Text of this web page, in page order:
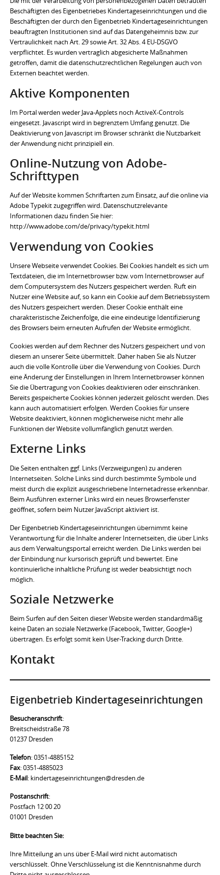
Beschäftigten des Eigenbetriebes Kindertageseinrichtungen und die
Beschäftigten der durch den Eigenbetrieb Kindertageseinrichtungen
beauftragten Institutionen sind auf das Datengeheimnis bzw. zur
Vertraulichkeit nach Art. 29 sowie Art. 32 Abs. 4 EU-DSGVO
verpflichtet. Es wurden vertraglich abgesicherte Maßnahmen
getroffen, damit die datenschutzrechtlichen Regelungen auch von
Externen beachtet werden.
Aktive Komponenten
Im Portal werden weder Java-Applets noch ActiveX-Controls
eingesetzt. Javascript wird in begrenztem Umfang genutzt. Die
Deaktivierung von Javascript im Browser schränkt die Nutzbarkeit
der Anwendung nicht prinzipiell ein.
Online-Nutzung von Adobe-
Schrifttypen
Auf der Website kommen Schriftarten zum Einsatz, auf die online via
Adobe Typekit zugegriffen wird. Datenschutzrelevante
Informationen dazu finden Sie hier:
http://www.adobe.com/de/privacy/typekit.html
Verwendung von Cookies
Unsere Webseite verwendet Cookies. Bei Cookies handelt es sich um
Textdateien, die im Internetbrowser bzw. vom Internetbrowser auf
dem Computersystem des Nutzers gespeichert werden. Ruft ein
Nutzer eine Website auf, so kann ein Cookie auf dem Betriebssystem
des Nutzers gespeichert werden. Dieser Cookie enthält eine
charakteristische Zeichenfolge, die eine eindeutige Identifizierung
des Browsers beim erneuten Aufrufen der Website ermöglicht.
Cookies werden auf dem Rechner des Nutzers gespeichert und von
diesem an unserer Seite übermittelt. Daher haben Sie als Nutzer
auch die volle Kontrolle über die Verwendung von Cookies. Durch
eine Änderung der Einstellungen in Ihrem Internetbrowser können
Sie die Übertragung von Cookies deaktivieren oder einschränken.
Bereits gespeicherte Cookies können jederzeit gelöscht werden. Dies
kann auch automatisiert erfolgen. Werden Cookies für unsere
Website deaktiviert, können möglicherweise nicht mehr alle
Funktionen der Website vollumfänglich genutzt werden.
Externe Links
Die Seiten enthalten ggf. Links (Verzweigungen) zu anderen
Internetseiten. Solche Links sind durch bestimmte Symbole und
meist durch die explizit ausgeschriebene Internetadresse erkennbar.
Beim Ausführen externer Links wird ein neues Browserfenster
geöffnet, sofern beim Nutzer JavaScript aktiviert ist.
Der Eigenbetrieb Kindertageseinrichtungen übernimmt keine
Verantwortung für die Inhalte anderer Internetseiten, die über Links
aus dem Verwaltungsportal erreicht werden. Die Links werden bei
der Einbindung nur kursorisch geprüft und bewertet. Eine
kontinuierliche inhaltliche Prüfung ist weder beabsichtigt noch
möglich.
Soziale Netzwerke
Beim Surfen auf den Seiten dieser Website werden standardmäßig
keine Daten an soziale Netzwerke (Facebook, Twitter, Google+)
übertragen. Es erfolgt somit kein User-Tracking durch Dritte.
Kontakt
Eigenbetrieb Kindertageseinrichtungen
Besucheranschrift:
Breitscheidstraße 78
01237 Dresden
Telefon: 0351-4885152
Fax: 0351-4885023
E-Mail: kindertageseinrichtungen@dresden.de
Postanschrift:
Postfach 12 00 20
01001 Dresden
Bitte beachten Sie:
Ihre Mitteilung an uns über E-Mail wird nicht automatisch
verschlüsselt. Ohne Verschlüsselung ist die Kenntnisnahme durch